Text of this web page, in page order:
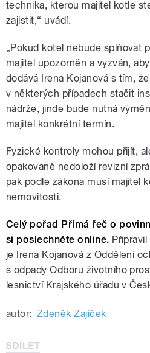
technika, kterou majitel kotle
zajistit,“ uvádí.
„Pokud kotel nebude splňovat
majitel upozorněn a vyzván,
dodává Irena Kojanová s tím,
v některých případech stačit
nádrže, jinde bude nutná
majitel konkrétní termín.
Fyzické kontroly mohou přijít,
opakovaně nedoloží revizní
pak podle zákona musí majitel
nemovitosti.
Celý pořad Přímá řeč o
si poslechněte online.
je Irena Kojanová z Oddělení
s odpady Odboru životního
lesnictví Krajského úřadu v
autor: Zdeněk Zajíček